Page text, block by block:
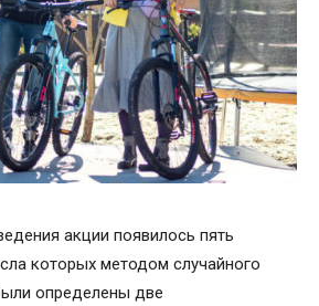
акции появилось пять
которых методом случайного
определены две